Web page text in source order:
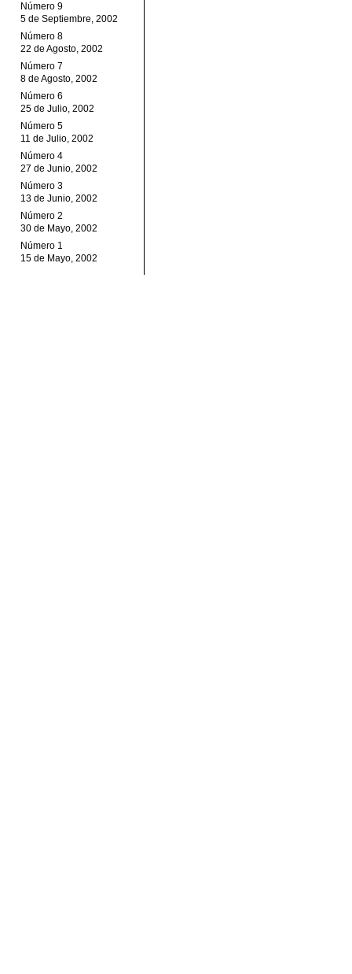
Número 9
5 de Septiembre, 2002
Número 8
22 de Agosto, 2002
Número 7
8 de Agosto, 2002
Número 6
25 de Julio, 2002
Número 5
11 de Julio, 2002
Número 4
27 de Junio, 2002
Número 3
13 de Junio, 2002
Número 2
30 de Mayo, 2002
Número 1
15 de Mayo, 2002